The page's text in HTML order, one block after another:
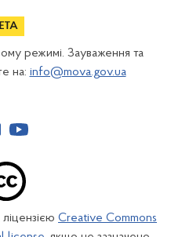
режимі. Зауваження та
на: info@mova.gov.ua
Creative Commons